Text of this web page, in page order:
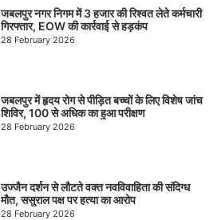
जबलपुर नगर निगम में 3 हजार की रिश्वत लेते कर्मचारी
गिरफ्तार, EOW की कार्रवाई से हड़कंप
28 February 2026
जबलपुर में हृदय रोग से पीड़ित बच्चों के लिए विशेष जांच
शिविर, 100 से अधिक का हुआ परीक्षण
28 February 2026
उज्जैन दर्शन से लौटते वक्त नवविवाहिता की संदिग्ध
मौत, ससुराल पक्ष पर हत्या का आरोप
28 February 2026